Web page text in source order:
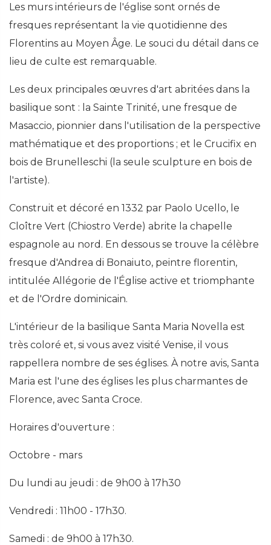
Les murs intérieurs de l'église sont ornés de
fresques représentant la vie quotidienne des
Florentins au Moyen Âge. Le souci du détail dans ce
lieu de culte est remarquable.
Les deux principales œuvres d'art abritées dans la
basilique sont : la Sainte Trinité, une fresque de
Masaccio, pionnier dans l'utilisation de la perspective
mathématique et des proportions ; et le Crucifix en
bois de Brunelleschi (la seule sculpture en bois de
l'artiste).
Construit et décoré en 1332 par Paolo Ucello, le
Cloître Vert (Chiostro Verde) abrite la chapelle
espagnole au nord. En dessous se trouve la célèbre
fresque d'Andrea di Bonaiuto, peintre florentin,
intitulée Allégorie de l'Église active et triomphante
et de l'Ordre dominicain.
L'intérieur de la basilique Santa Maria Novella est
très coloré et, si vous avez visité Venise, il vous
rappellera nombre de ses églises. À notre avis, Santa
Maria est l'une des églises les plus charmantes de
Florence, avec Santa Croce.
Horaires d'ouverture :
Octobre - mars
Du lundi au jeudi : de 9h00 à 17h30
Vendredi : 11h00 - 17h30.
Samedi : de 9h00 à 17h30.